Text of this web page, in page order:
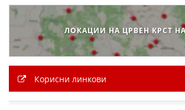
ЛОКАЦИИ НА ЦРВЕН КРСТ
Корисни линкови